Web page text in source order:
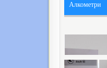
Алкометри